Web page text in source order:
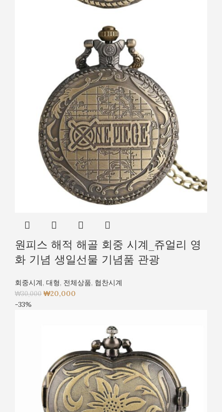
원피스 해적 해골 회중 시계_쥬얼리 영
화 기념 생일선물 기념품 관광
회중시계, 대형, 전체상품, 협찬시계
₩30,000 ₩20,000
-33%